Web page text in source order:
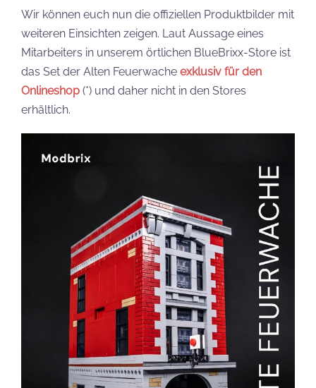
Wir können euch nun die offiziellen Produktbilder mit
weiteren Einsichten zeigen. Laut Aussage eines
Mitarbeiters in unserem örtlichen BlueBrixx-Store ist
das Set der Alten Feuerwache exklusiv für den
Onlineshop (*) und daher nicht in den Stores
erhältlich.